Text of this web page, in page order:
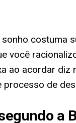
costuma
você
ao acordar
processo de
a